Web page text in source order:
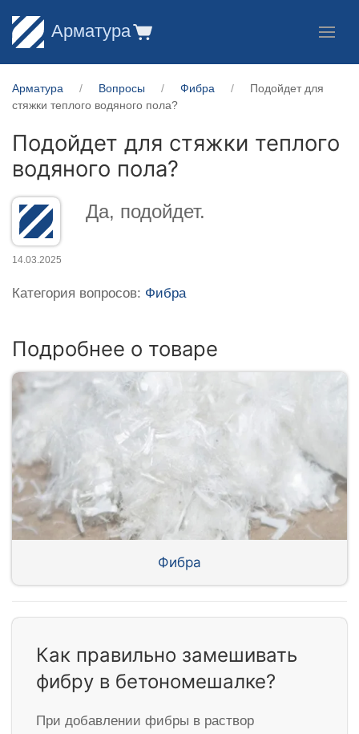
Арматура
Арматура Вопросы Фибра
Подойдет для
стяжки теплого водяного пола?
Подойдет для стяжки теплого
водяного пола?
14.03.2025
Да, подойдет.
Категория вопросов: Фибра
Подробнее о товаре
Фибра
Как правильно замешивать
фибру в бетономешалке?
При добавлении фибры в раствор